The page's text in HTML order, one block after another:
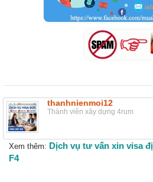
thanhnienmoi12
Thành viên xây dựng 4rum
Xem thêm: Dịch vụ tư vấn xin visa
F4